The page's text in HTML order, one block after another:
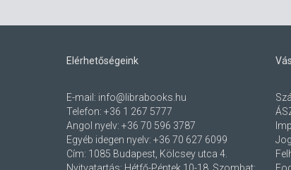
Elérhetőségeink
E-mail: info@librabooks.hu
Telefon: +36 1 267 5777
Angol nyelv: +36 70 596 3787
Egyéb idegen nyelv: +36 70 627 6099
Cím: 1085 Budapest, Kölcsey utca 4.